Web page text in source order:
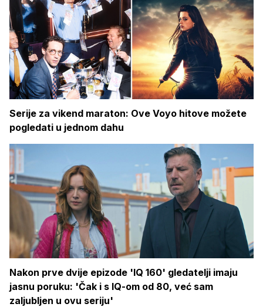
Serije za vikend maraton: Ove Voyo hitove možete
pogledati u jednom dahu
Nakon prve dvije epizode 'IQ 160' gledatelji imaju
jasnu poruku: 'Čak i s IQ-om od 80, već sam
zaljubljen u ovu seriju'